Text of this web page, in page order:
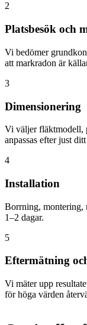
2
Platsbesök och
Vi bedömer
att markradon är
3
Dimensionering
Vi väljer fläktmodell,
anpassas efter just
4
Installation
Borrning, montering,
1–2 dagar.
5
Eftermätning
Vi mäter upp
för höga värden